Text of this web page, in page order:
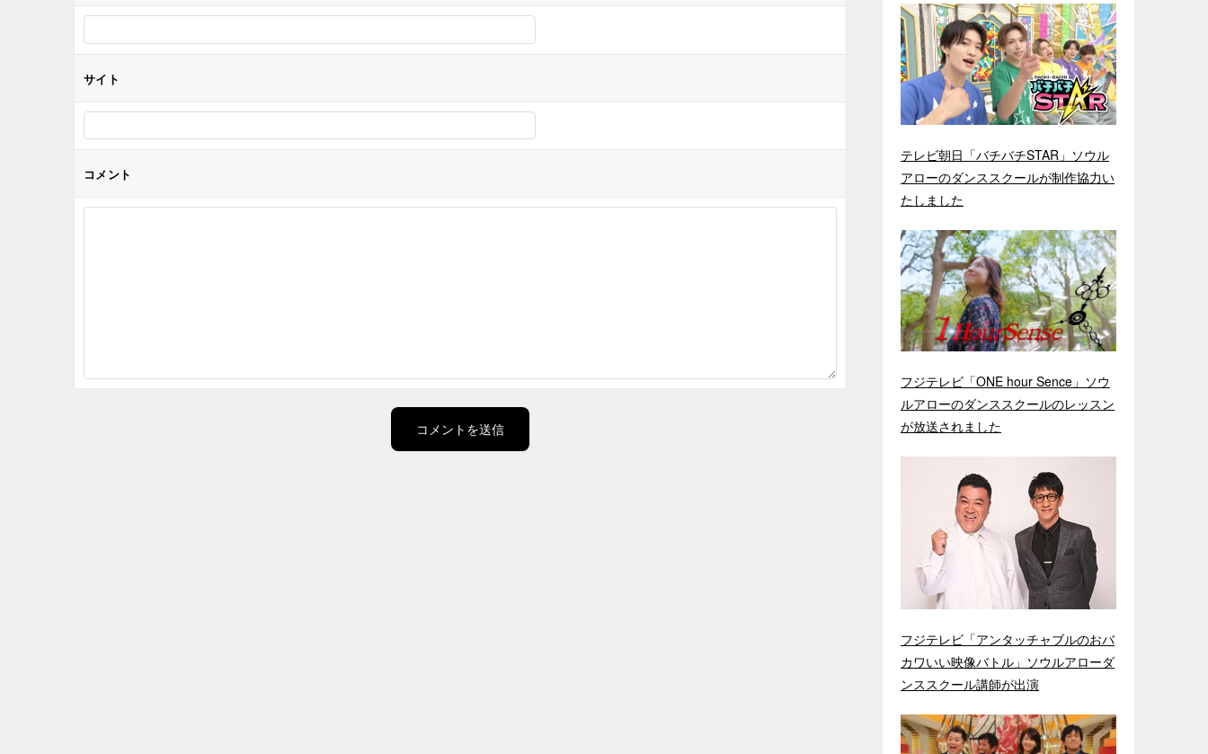
ン
サイト
コメント
テレビ朝日「バチバチSTAR」ソウル
アローのダンススクールが制作協力い
たしました
フジテレビ「ONE hour Sence」ソウ
ルアローのダンススクールのレッスン
が放送されました
フジテレビ「アンタッチャブルのおバ
カワいい映像バトル」ソウルアローダ
ンススクール講師が出演